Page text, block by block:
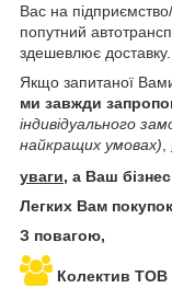
Вас на
попутний
здешевлює доставку.
Якщо запитаної
ми завжди
індивідуального
найкращих умовах)
уваги, а Ваш
Легких Вам
З повагою,
Колектив